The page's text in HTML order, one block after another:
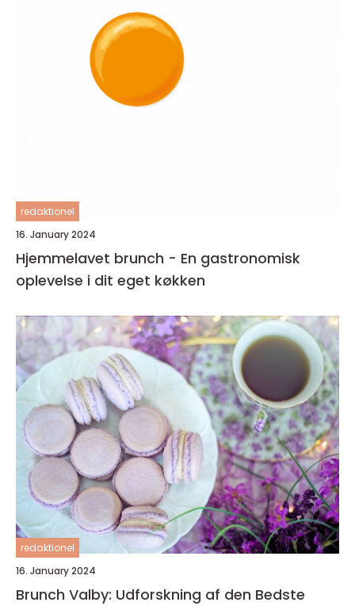
redaktionel
16. January 2024
Hjemmelavet brunch - En gastronomisk
oplevelse i dit eget køkken
redaktionel
16. January 2024
Brunch Valby: Udforskning af den Bedste